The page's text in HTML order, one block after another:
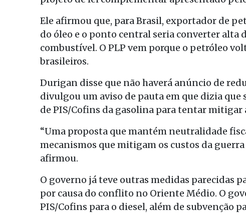
Ele afirmou que, para Brasil, exportador de
do óleo e o ponto central seria converter alta
combustível. O PLP vem porque o petróleo
brasileiros.
Durigan disse que não haverá anúncio de
divulgou um aviso de pauta em que dizia
de PIS/Cofins da gasolina para tentar mitigar
“Uma proposta que mantém neutralidade
mecanismos que mitigam os custos da
afirmou.
O governo já teve outras medidas parecidas
por causa do conflito no Oriente Médio. O
PIS/Cofins para o diesel, além de subvenção